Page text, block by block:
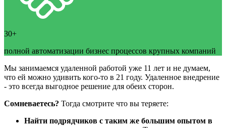
30+
полной автоматизации бизнес процессов крупных компаний
Мы занимаемся удаленной работой уже 11 лет и не думаем,
что ей можно удивить кого-то в 21 году. Удаленное внедрение
- это всегда выгодное решение для обеих сторон.
Сомневаетесь? Тогда смотрите что вы теряете:
Найти подрядчиков с таким же большим опытом в